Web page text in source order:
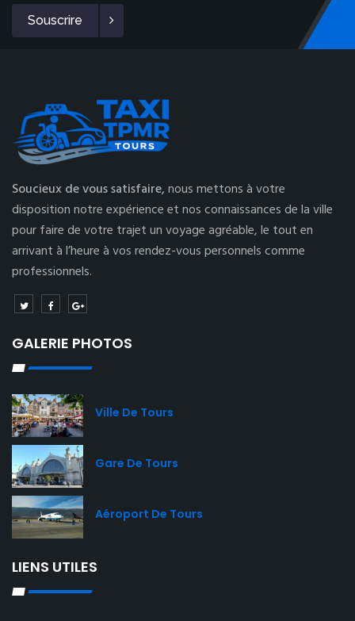
Souscrire
Soucieux de vous satisfaire,nous mettons à votre
disposition notre expérience et nos connaissances de la ville
pour faire de votre trajet un voyage agréable, le tout en
arrivant à l’heure à vos rendez-vous personnels comme
professionnels.
GALERIE PHOTOS
Ville De Tours
Gare De Tours
Aéroport De Tours
LIENS UTILES